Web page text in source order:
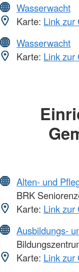
Wasserwacht
Karte: Link zur
Wasserwacht
Karte: Link zur
Alten- und
BRK
Karte: Link zur
Ausbildungs-
Karte: Link zur